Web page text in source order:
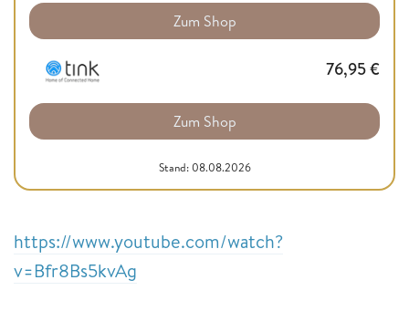
Zum Shop
76,95€
Zum Shop
Stand: 08.08.2026
https://www.youtube.com/watch?
v=Bfr8Bs5kvAg